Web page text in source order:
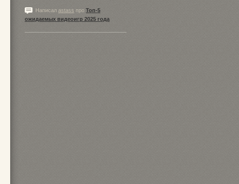
Написал astass про Топ-5
ожидаемых видеоигр 2025 года